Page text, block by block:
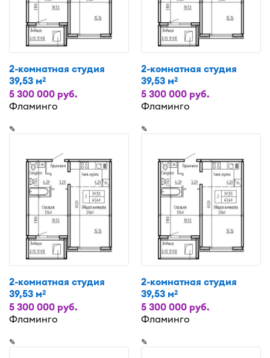
2-комнатная студия
39,53 м2
5 300 000 руб.
Фламинго
2-комнатная студия
39,53 м2
5 300 000 руб.
Фламинго
✎
2-комнатная студия
39,53 м2
5 300 000 руб.
Фламинго
✎
2-комнатная студия
39,53 м2
5 300 000 руб.
Фламинго
✎ ✎